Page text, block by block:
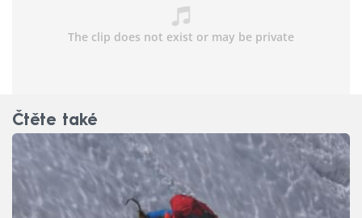
Čtěte také